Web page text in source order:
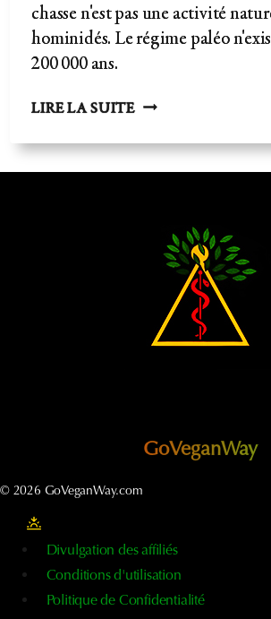
chasse n'est pas une activité
hominidés. Le régime paléo
200 000 ans.
LIRE LA SUITE RÉGIME
PAS
GoVeganWay
© 2026 GoVeganWay.com
Divulgation des affiliés
Conditions d'utilisation
Politique de Confidentialité